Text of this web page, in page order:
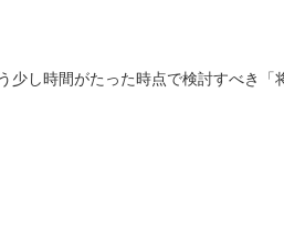
少し時間がたった時点で検討すべき「